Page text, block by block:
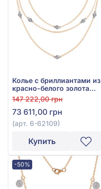
Колье с бриллиантами из
красно-белого золота
585°, Бриллиант 0,18ct,
арт. 6-62109
147 222,00 грн
73 611,00 грн
(арт. 6-62109)
Купить
-50%